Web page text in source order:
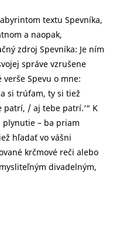
textu Spevníka,
a naopak,
zdroj Spevníka: Je ním
správe vzrušene
Spevu o mne:
si trúfam, ty si tiež
/ aj tebe patrí.‘“ K
plynutie – ba priam
hľadať vo vášni
krčmové reči alebo
divadelným,